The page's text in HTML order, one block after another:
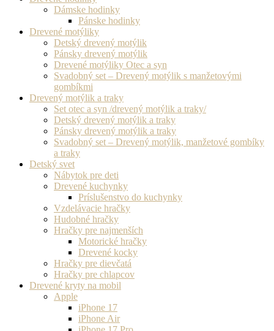
Dámske hodinky
Pánske hodinky
Drevené motýliky
Detský drevený motýlik
Pánsky drevený motýlik
Drevené motýliky Otec a syn
Svadobný set – Drevený motýlik s manžetovými
gombíkmi
Drevený motýlik a traky
Set otec a syn /drevený motýlik a traky/
Detský drevený motýlik a traky
Pánsky drevený motýlik a traky
Svadobný set – Drevený motýlik, manžetové gombíky
a traky
Detský svet
Nábytok pre deti
Drevené kuchynky
Príslušenstvo do kuchynky
Vzdelávacie hračky
Hudobné hračky
Hračky pre najmenších
Motorické hračky
Drevené kocky
Hračky pre dievčatá
Hračky pre chlapcov
Drevené kryty na mobil
Apple
iPhone 17
iPhone Air